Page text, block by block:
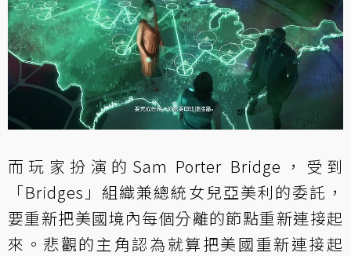
而玩家扮演的Sam Porter Bridge，受到
「Bridges」組織兼總統女兒亞美利的委託，
要重新把美國境內每個分離的節點重新連接起
來。悲觀的主角認為就算把美國重新連接起